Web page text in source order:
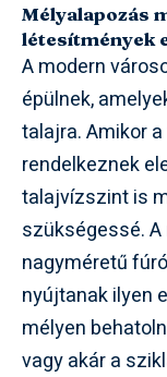
Mélyalapozás
létesítmények
A modern
épülnek,
talajra. Amikor
rendelkeznek
talajvízszint is
szükségessé. A
nagyméretű
nyújtanak ilyen
mélyen
vagy akár a